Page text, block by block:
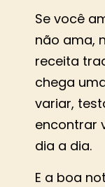
Se você
não ama,
receita
chega
variar,
encontrar
dia a dia.
E a boa